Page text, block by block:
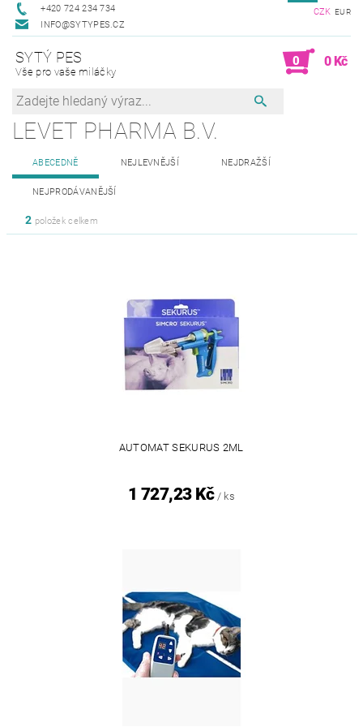
+420 724 234 734
INFO@SYTYPES.CZ
CZK EUR
SYTÝ PES
Vše pro vaše miláčky
0 0 Kč
LEVET PHARMA B.V.
ABECEDNĚ NEJLEVNĚJŠÍ NEJDRAŽŠÍ
NEJPRODÁVANĚJŠÍ
2 položek celkem
AUTOMAT SEKURUS 2ML
1 727,23 Kč / ks